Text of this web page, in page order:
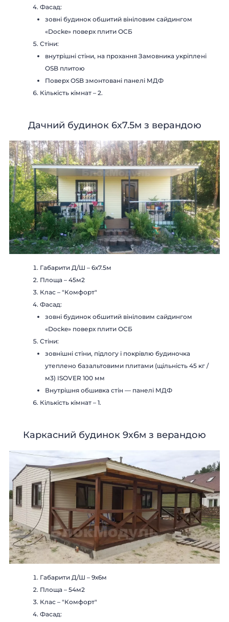
Фасад:
зовні будинок обшитий вініловим сайдингом
«Docke» поверх плити ОСБ
Стіни:
внутрішні стіни, на прохання Замовника укріплені
OSB плитою
Поверх OSB змонтовані панелі МДФ
Кількість кімнат – 2.
Дачний будинок 6х7.5м з верандою
Габарити Д/Ш – 6х7.5м
Площа – 45м2
Клас – "Комфорт"
Фасад:
зовні будинок обшитий вініловим сайдингом
«Docke» поверх плити ОСБ
Стіни:
зовнішні стіни, підлогу і покрівлю будиночка
утеплено базальтовими плитами (щільність 45 кг /
м3) ISOVER 100 мм
Внутрішня обшивка стін — панелі МДФ
Кількість кімнат – 1.
Каркасний будинок 9х6м з верандою
Габарити Д/Ш – 9х6м
Площа – 54м2
Клас – "Комфорт"
Фасад: